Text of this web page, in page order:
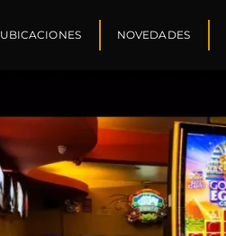
UBICACIONES NOVEDADES